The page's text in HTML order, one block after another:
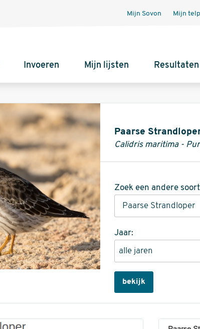
Mijn Sovon Mijn
Invoeren Mijn lijsten Resultaten
Informatie
Paarse
Calidris maritima -
Zoek een andere
Jaar:
bekijk